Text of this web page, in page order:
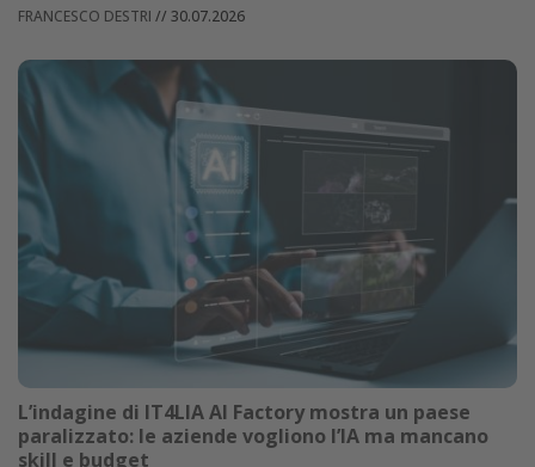
FRANCESCO DESTRI // 30.07.2026
L’indagine di IT4LIA AI Factory mostra un paese
paralizzato: le aziende vogliono l’IA ma mancano
skill e budget